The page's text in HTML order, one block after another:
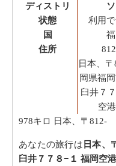
ディストリ
状態
国
住所
利用
日本、
岡県福
臼井７
空
978キロ 日本、〒812-
あなたの旅行は 日本、
臼井７７８−１ 福岡空